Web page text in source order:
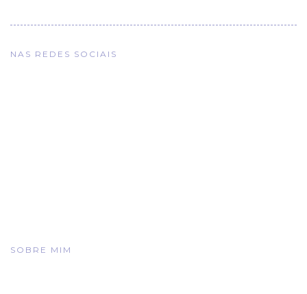
NAS REDES SOCIAIS
SOBRE MIM